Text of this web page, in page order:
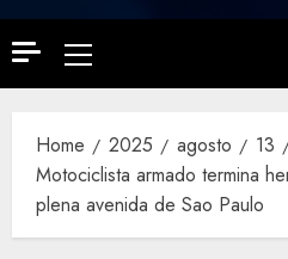
Primary
Menu
Home 2025 agosto
13
Motociclista armado termina
plena avenida de Sao Paulo